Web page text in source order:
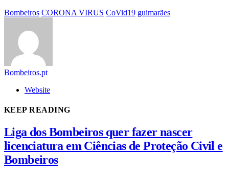
Bombeiros CORONA VIRUS CoVid19 guimarães
Bombeiros.pt
Website
KEEP READING
Liga dos Bombeiros quer fazer nascer
licenciatura em Ciências de Proteção Civil e
Bombeiros